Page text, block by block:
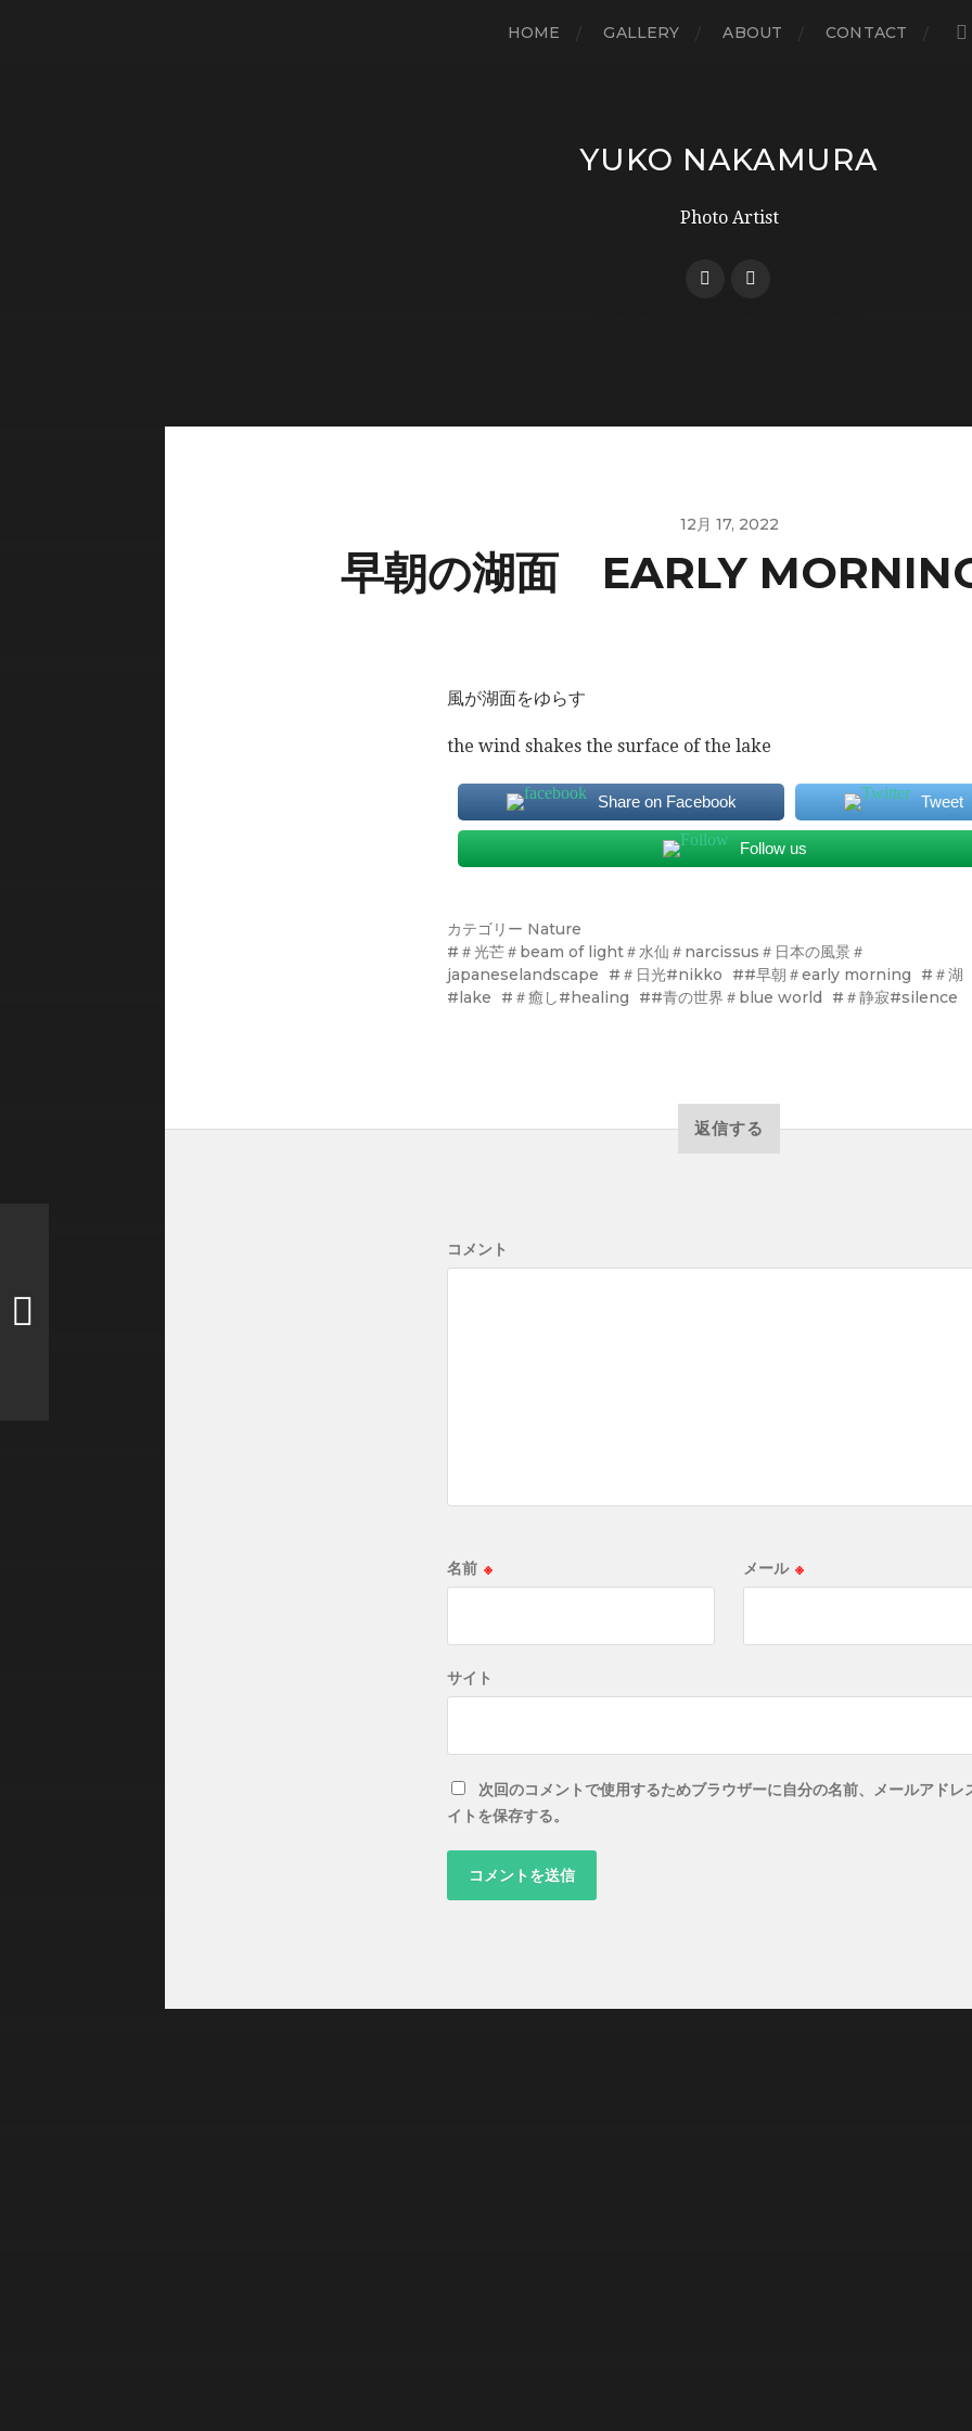
HOME GALLERY ABOUT CONTACT
YUKO NAKAMURA
Photo Artist
12月 17, 2022
早朝の湖面 EARLY
風が湖面をゆらす
the wind shakes the surface of the lake
Share on Facebook Tweet
Follow us
カテゴリー Nature
＃光芒＃beam of light＃水仙＃narcissus＃日本の風景＃
japaneselandscape
＃日光#nikko #早朝＃early morning
＃湖
#lake
＃癒し#healing #青の世界＃blue world ＃静寂#silence
返信する
コメント
名前 ※ メール ※
サイト
次回のコメントで使用するためブラウザーに自分の名前、メールアドレ
イトを保存する。